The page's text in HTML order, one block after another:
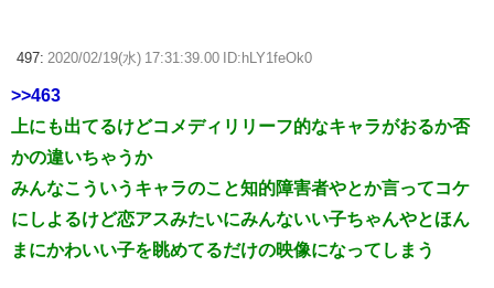
497: 2020/02/19(水) 17:31:39.00 ID:hLY1feOk0
>>463
上にも出てるけどコメディリリーフ的なキャラがおるか否
かの違いちゃうか
みんなこういうキャラのこと知的障害者やとか言ってコケ
にしよるけど恋アスみたいにみんないい子ちゃんやとほん
まにかわいい子を眺めてるだけの映像になってしまう